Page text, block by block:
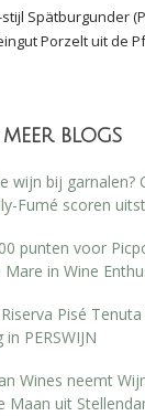
Spätburgunder
Porzelt uit de Pfalz.
Biologisch
blogs
wijn bij garnalen?
Fumé scoren
punten voor
Mare in Wine
Pisé
PERSWIJN
Wines neemt
Maan uit